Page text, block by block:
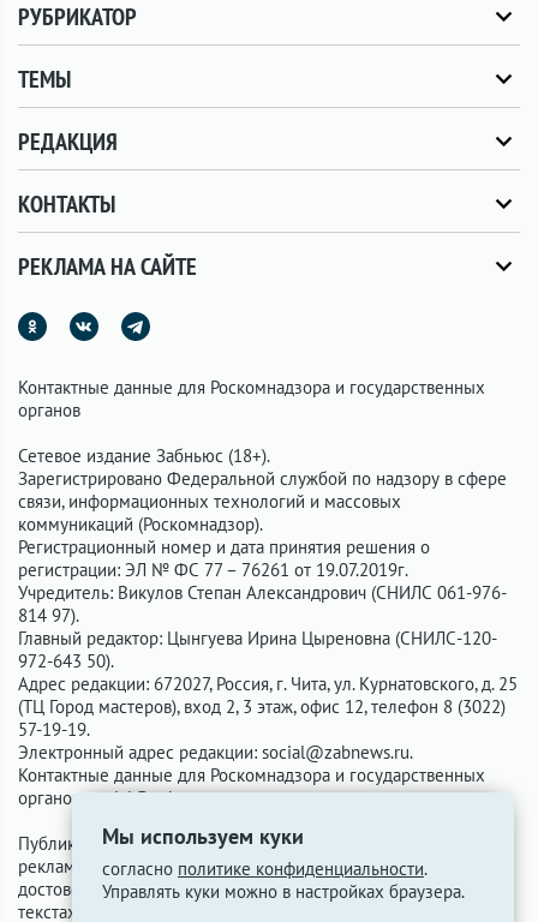
Мы используем куки
согласно политике конфиденциальности.
Управлять куки можно в настройках браузера.
РУБРИКАТОР
ТЕМЫ
РЕДАКЦИЯ
КОНТАКТЫ
РЕКЛАМА НА САЙТЕ
Контактные данные для Роскомнадзора и государственных
органов
Сетевое издание Забньюс (18+).
Зарегистрировано Федеральной службой по надзору в сфере
связи, информационных технологий и массовых
коммуникаций (Роскомнадзор).
Регистрационный номер и дата принятия решения о
регистрации: ЭЛ № ФС 77 – 76261 от 19.07.2019г.
Учредитель: Викулов Степан Александрович (СНИЛС 061-976-
814 97).
Главный редактор: Цынгуева Ирина Цыреновна (СНИЛС-120-
972-643 50).
Адрес редакции: 672027, Россия, г. Чита, ул. Курнатовского, д. 25
(ТЦ Город мастеров), вход 2, 3 этаж, офис 12, телефон 8 (3022)
57-19-19.
Электронный адрес редакции: social@zabnews.ru.
Контактные данные для Роскомнадзора и государственных
органов:
social@zabnews.ru.
Публикации с пометками «Реклама», «Выборы» оплачены
рекламодателем. Редакция сайта не несёт ответственности за
достоверность информации, содержащейся в рекламных
текстах.